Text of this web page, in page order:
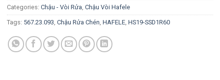
Categories: Chậu - Vòi Rửa, Chậu Vòi Hafele
Tags: 567.23.093, Chậu Rửa Chén, HAFELE, HS19-SSD1R60